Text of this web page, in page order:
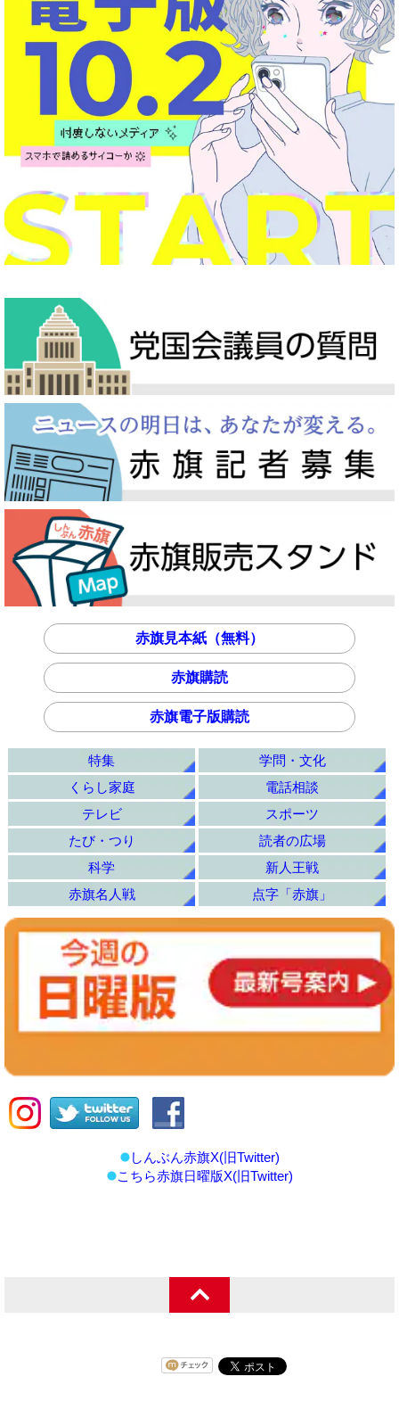
赤旗見本紙（無料）
赤旗購読
赤旗電子版購読
特集
学問・文化
くらし家庭
電話相談
テレビ
スポーツ
たび・つり
読者の広場
科学
新人王戦
赤旗名人戦
点字「赤旗」
しんぶん赤旗X(旧Twitter)
こちら赤旗日曜版X(旧Twitter)